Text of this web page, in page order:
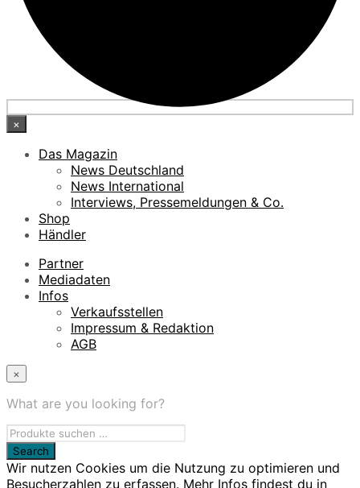
×
Das Magazin
News Deutschland
News International
Interviews, Pressemeldungen & Co.
Shop
Händler
Partner
Mediadaten
Infos
Verkaufsstellen
Impressum & Redaktion
AGB
×
What are you looking for?
Wir nutzen Cookies um die Nutzung zu optimieren und
Besucherzahlen zu erfassen. Mehr Infos findest du in